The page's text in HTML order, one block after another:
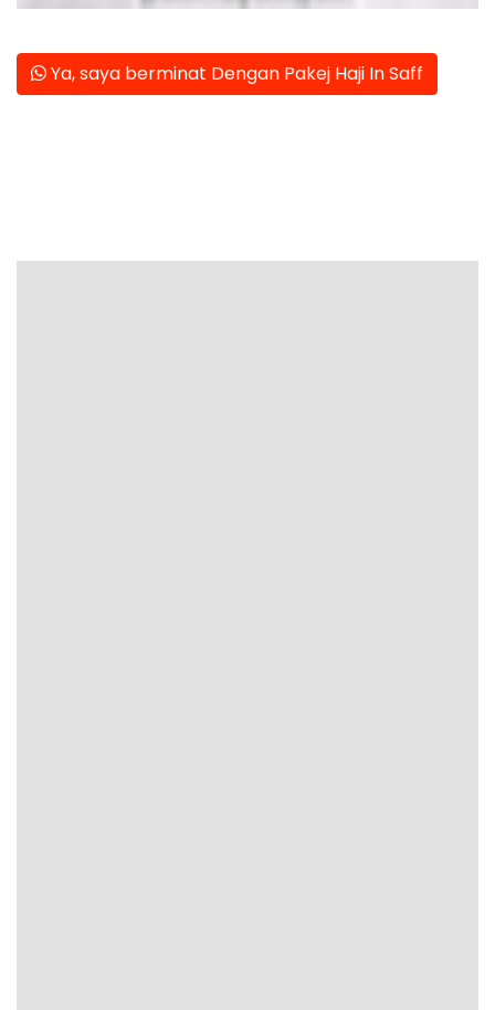
Ya, saya berminat Dengan Pakej Haji In Saff